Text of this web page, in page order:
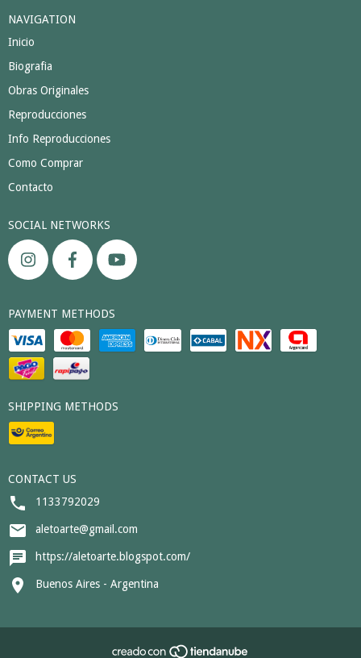
NAVIGATION
Inicio
Biografia
Obras Originales
Reproducciones
Info Reproducciones
Como Comprar
Contacto
SOCIAL NETWORKS
PAYMENT METHODS
SHIPPING METHODS
CONTACT US
1133792029
aletoarte@gmail.com
https://aletoarte.blogspot.com/
Buenos Aires - Argentina